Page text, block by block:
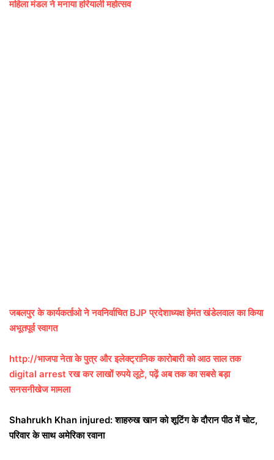
महिला मंडल ने मनाया हरियाली महोत्सव
जबलपुर के कार्यकर्ताओ ने नवनिर्वाचित BJP प्रदेशाध्यक्ष हेमंत खंडेलवाल का किया
अभूतपूर्व स्वागत
http://भाजपा नेता के पुत्र और इलेक्ट्रानिक कारोबारी को आठ साल तक
digital arrest रख कर लाखों रुपये लूटे, पढ़ें अब तक का सबसे बड़ा
सनसनीखेज मामला
Shahrukh Khan injured: शाहरुख खान को शूटिंग के दौरान पीठ में चोट,
परिवार के साथ अमेरिका रवाना